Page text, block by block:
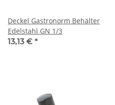
Deckel Gastronorm Behälter
Edelstahl GN 1/3
13,13 € *